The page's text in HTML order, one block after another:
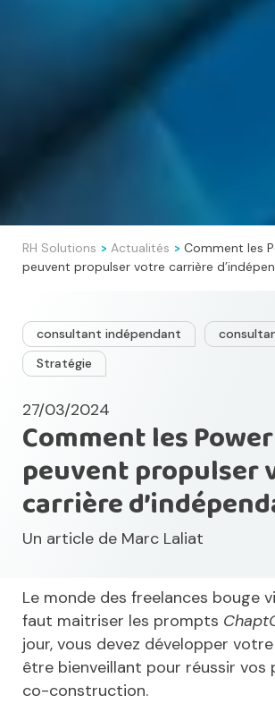
RH Solutions > Actualités > Comment les
peuvent propulser votre carrière
consultant indépendant
Stratégie
27/03/2024
Comment les
peuvent propulser
carrière
Un article de Marc Laliat
Le monde des freelances bouge
faut maitriser les prompts
jour, vous devez développer
être bienveillant pour réussir vos
co-construction.